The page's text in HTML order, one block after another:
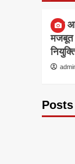
आम
मजबूत
Posts